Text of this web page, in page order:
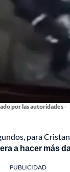
por las autoridades -
para
a hacer más
PUBLICIDAD